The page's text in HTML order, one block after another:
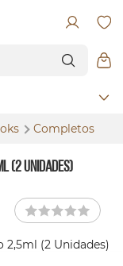
Completos
(2 Unidades)